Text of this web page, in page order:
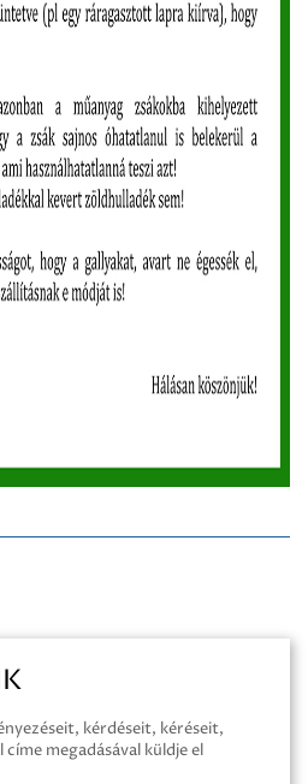
kérdéseit, kéréseit,
megadásával küldje el